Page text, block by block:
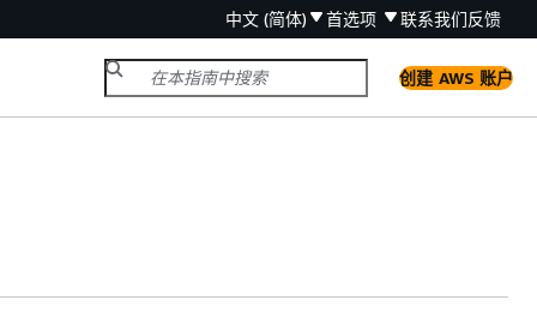
中文 (简体) 首选项 联系我们反馈
创建 AWS 账户